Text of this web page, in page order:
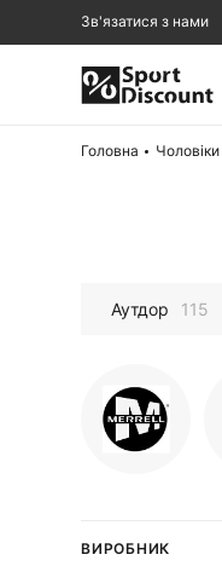
Зв'язатися з нами
Головна Чоловіки
Аутдор 115
ВИРОБНИК